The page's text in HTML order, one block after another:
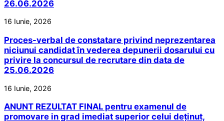
26.06.2026
16 Iunie, 2026
Proces-verbal de constatare privind neprezentarea
niciunui candidat în vederea depunerii dosarului cu
privire la concursul de recrutare din data de
25.06.2026
16 Iunie, 2026
ANUNT REZULTAT FINAL pentru examenul de
promovare in grad imediat superior celui deținut,